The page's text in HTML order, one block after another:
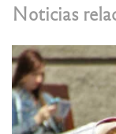
Noticias